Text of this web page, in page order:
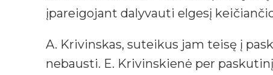
įpareigojant dalyvauti elgesį
A. Krivinskas, suteikus jam teisę į
nebausti. E. Krivinskienė per